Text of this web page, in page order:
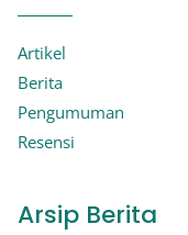
Artikel
Berita
Pengumuman
Resensi
Arsip Berita